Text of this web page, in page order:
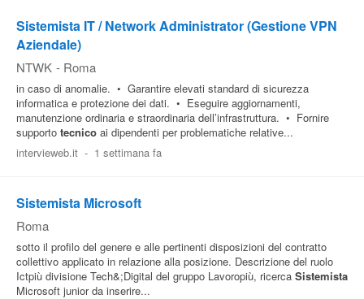
Sistemista IT / Network Administrator (Gestione VPN
Aziendale)
NTWK - Roma
in caso di anomalie. • Garantire elevati standard di sicurezza
informatica e protezione dei dati. • Eseguire aggiornamenti,
manutenzione ordinaria e straordinaria dell’infrastruttura. • Fornire
supporto tecnico ai dipendenti per problematiche relative...
intervieweb.it - 1 settimana fa
Sistemista Microsoft
Roma
sotto il profilo del genere e alle pertinenti disposizioni del contratto
collettivo applicato in relazione alla posizione. Descrizione del ruolo
Ictpiù divisione Tech&;Digital del gruppo Lavoropiù, ricerca Sistemista
Microsoft junior da inserire...